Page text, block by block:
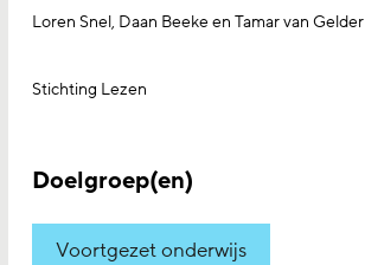
Loren Snel, Daan Beeke en Tamar van Gelder
Stichting Lezen
Doelgroep(en)
Voortgezet onderwijs